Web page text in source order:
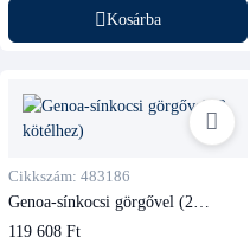
Kosárba
Cikkszám: 483186
Genoa-sínkocsi görgővel (2
119 608 Ft